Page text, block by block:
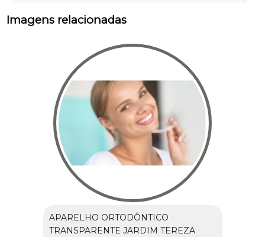
Imagens relacionadas
APARELHO ORTODÔNTICO
TRANSPARENTE JARDIM TEREZA